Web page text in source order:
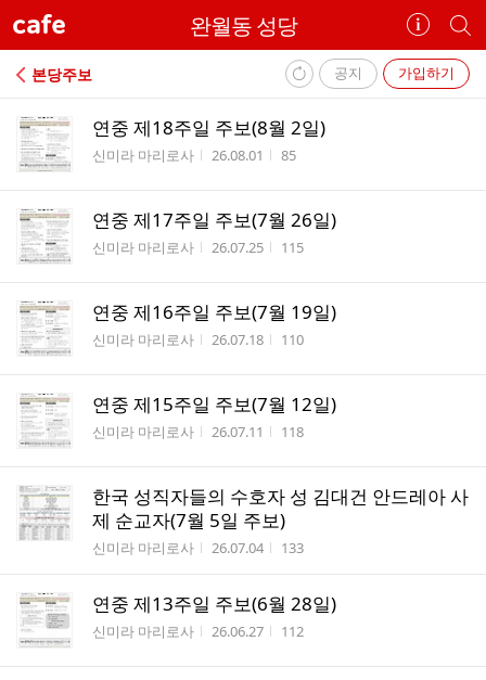
cafe 완월동 성당
카
페
정
보
개
별
카
페
공지 가입하기
본당주보
스
연중 제18주일 주보(8월 2일)
작성자
신미라 마리로사 작성시간
26.08.01 조회수
85
연중 제17주일 주보(7월 26일)
작성자
신미라 마리로사 작성시간
26.07.25 조회수
115
연중 제16주일 주보(7월 19일)
작성자
신미라 마리로사 작성시간
26.07.18 조회수
110
연중 제15주일 주보(7월 12일)
작성자
신미라 마리로사 작성시간
26.07.11 조회수
118
한국 성직자들의 수호자 성 김대건 안드레아 사
제 순교자(7월 5일 주보)
작성자
신미라 마리로사 작성시간
26.07.04 조회수
133
연중 제13주일 주보(6월 28일)
작성자
신미라 마리로사 작성시간
26.06.27 조회수
112